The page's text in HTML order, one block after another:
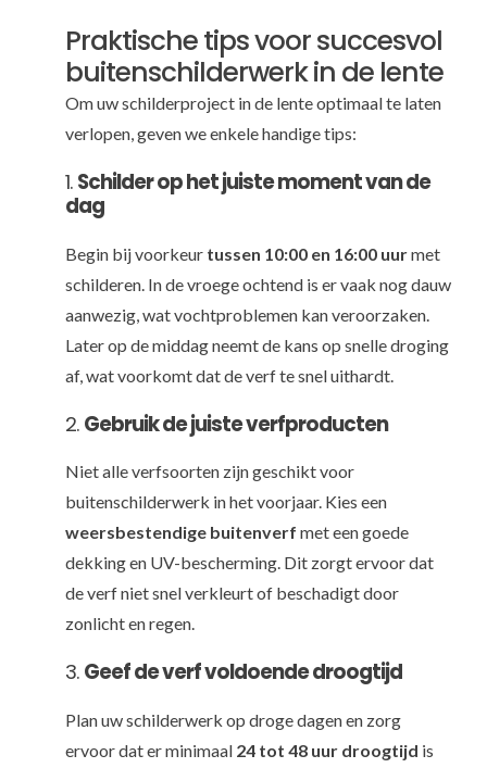
Praktische tips voor succesvol
buitenschilderwerk in de lente
Om uw schilderproject in de lente optimaal te laten
verlopen, geven we enkele handige tips:
1. Schilder op het juiste moment van de
dag
Begin bij voorkeur tussen 10:00 en 16:00 uurmet
schilderen. In de vroege ochtend is er vaak nog dauw
aanwezig, wat vochtproblemen kan veroorzaken.
Later op de middag neemt de kans op snelle droging
af, wat voorkomt dat de verf te snel uithardt.
2. Gebruik de juiste verfproducten
Niet alle verfsoorten zijn geschikt voor
buitenschilderwerk in het voorjaar. Kies een
weersbestendige buitenverf met een goede
dekking en UV-bescherming. Dit zorgt ervoor dat
de verf niet snel verkleurt of beschadigt door
zonlicht en regen.
3. Geef de verf voldoende droogtijd
Plan uw schilderwerk op droge dagen en zorg
ervoor dat er minimaal 24 tot 48 uur droogtijd is